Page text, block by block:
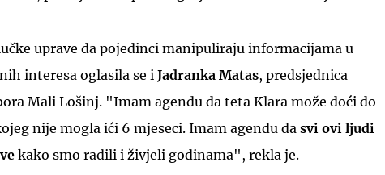
uprave da pojedinci manipuliraju informacijama u
interesa oglasila se i Jadranka Matas, predsjednica
Mali Lošinj. "Imam agendu da teta Klara može doći do
nije mogla ići 6 mjeseci. Imam agendu da svi ovi ljudi
kako smo radili i živjeli godinama", rekla je.